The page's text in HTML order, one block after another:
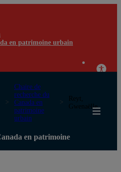
en patrimoine urbain
Chaire de
recherche du
Canada en
patrimoine
urbain
Reyt,
Gwenaëlle
en patrimoine